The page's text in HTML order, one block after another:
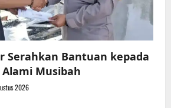
Serahkan Bantuan kepada
Musibah
2026